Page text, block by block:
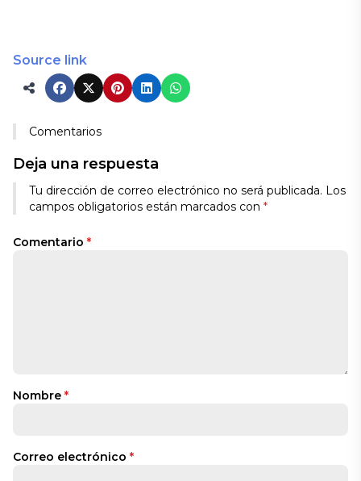
Source link
Comentarios
Deja una respuesta
Tu dirección de correo electrónico no será publicada. Los
campos obligatorios están marcados con *
Comentario *
Nombre *
Correo electrónico *